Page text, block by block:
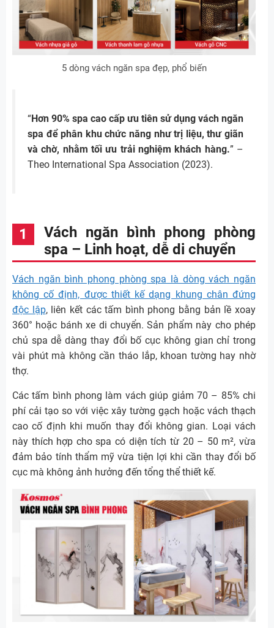
5 dòng vách ngăn spa đẹp, phổ biến
“Hơn 90% spa cao cấp ưu tiên sử dụng vách ngăn
spa để phân khu chức năng như trị liệu, thư giãn
và chờ, nhằm tối ưu trải nghiệm khách hàng.” –
Theo International Spa Association (2023).
Vách ngăn bình phong phòng
spa – Linh hoạt, dễ di chuyển
Vách ngăn bình phong phòng spa là dòng vách ngăn
không cố định, được thiết kế dạng khung chân đứng
độc lập, liên kết các tấm bình phong bằng bản lề xoay
360° hoặc bánh xe di chuyển. Sản phẩm này cho phép
chủ spa dễ dàng thay đổi bố cục không gian chỉ trong
vài phút mà không cần tháo lắp, khoan tường hay nhờ
thợ.
Các tấm bình phong làm vách giúp giảm 70 – 85% chi
phí cải tạo so với việc xây tường gạch hoặc vách thạch
cao cố định khi muốn thay đổi không gian. Loại vách
này thích hợp cho spa có diện tích từ 20 – 50 m², vừa
đảm bảo tính thẩm mỹ vừa tiện lợi khi cần thay đổi bố
cục mà không ảnh hưởng đến tổng thể thiết kế.